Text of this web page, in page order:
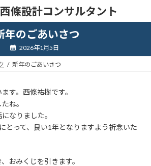
條設計コンサルタント
年のごあいさつ
2026年1月5日
新年のごあいさつ
す。西條祐樹です。
ね。
なりました。
とって、良い1年となりますよう祈念いた
おみくじを引きます。